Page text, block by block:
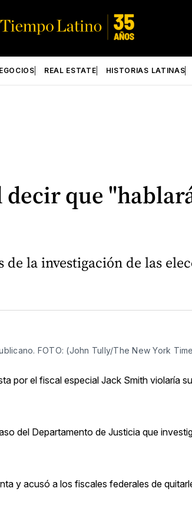
REAL ESTATE HISTORIAS LATINAS
que
la investigación de las
FOTO: (John Tully/The New York
por el fiscal especial Jack Smith violaría
del Departamento de Justicia que
y acusó a los fiscales federales de